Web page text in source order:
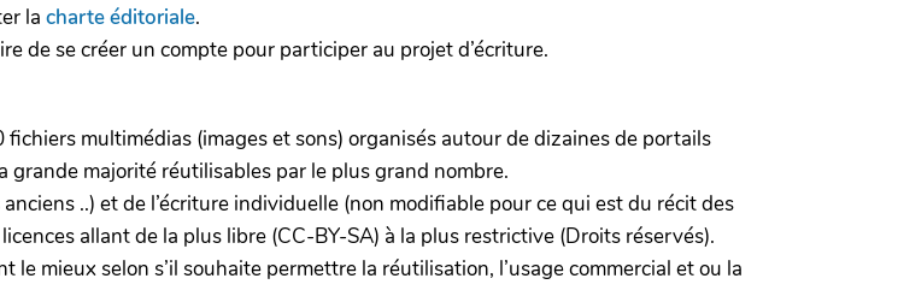
la charte éditoriale.
de se créer un compte pour participer au projet d’écriture.
multimédias (images et sons) organisés autour de dizaines de portails
majorité réutilisables par le plus grand nombre.
..) et de l’écriture individuelle (non modifiable pour ce qui est du récit des
allant de la plus libre (CC-BY-SA) à la plus restrictive (Droits réservés).
mieux selon s’il souhaite permettre la réutilisation, l’usage commercial et ou la